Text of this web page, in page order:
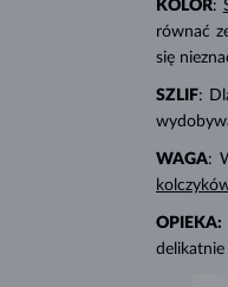
KOLOR:
równać
się
SZLIF:
WAGA:
OPIEKA: